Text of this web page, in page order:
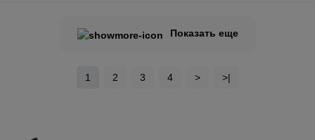
Показать еще
1 2 3 4 > >|